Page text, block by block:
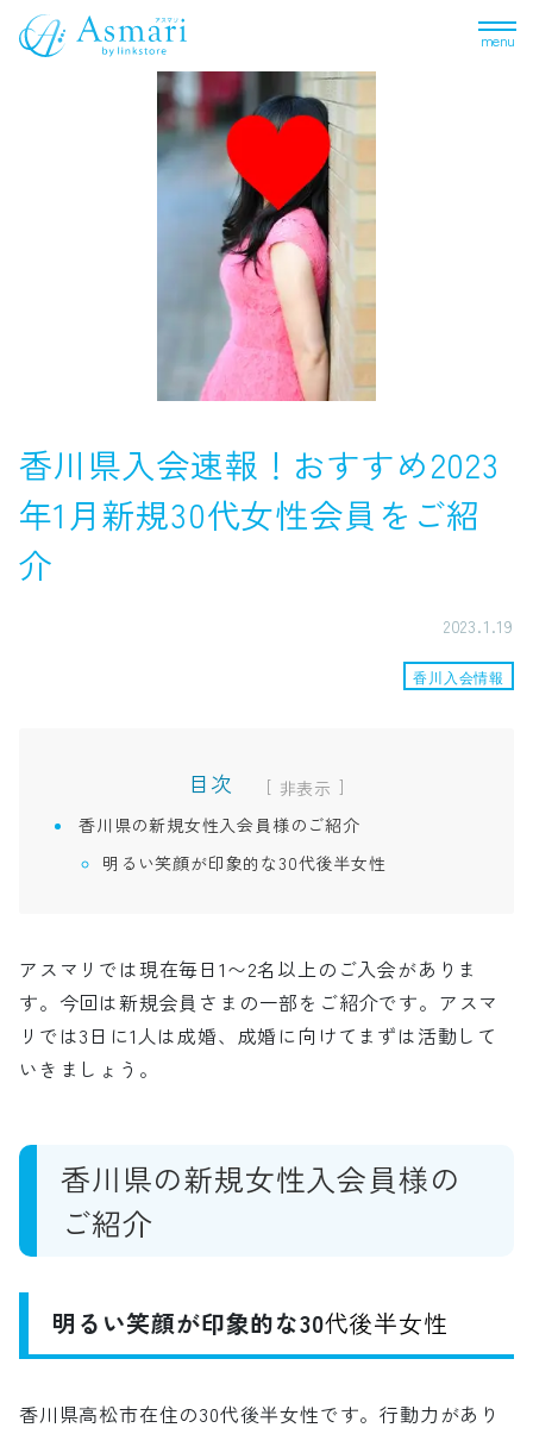
menu
香川県入会速報！おすすめ2023
年1月新規30代女性会員をご紹
介
2023.1.19
香川入会情報
目次 [
]
香川県の新規女性入会員様のご紹介
明るい笑顔が印象的な30代後半女性
アスマリでは現在毎日1〜2名以上のご入会がありま
す。今回は新規会員さまの一部をご紹介です。アスマ
リでは3日に1人は成婚、成婚に向けてまずは活動して
いきましょう。
香川県の新規女性入会員様の
ご紹介
明るい笑顔が印象的な30代後半女性
香川県高松市在住の30代後半女性です。行動力があり